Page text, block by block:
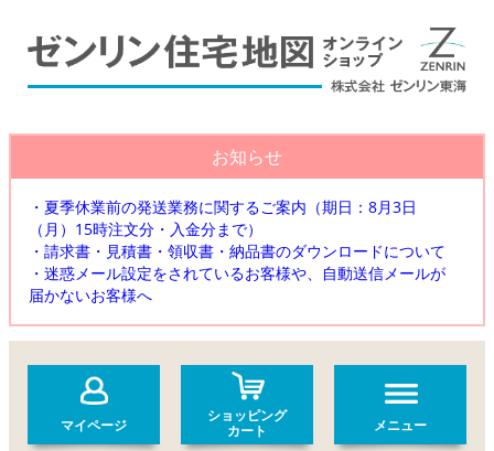
お知らせ
・夏季休業前の発送業務に関するご案内（期日：8月3日
（月）15時注文分・入金分まで）
・請求書・見積書・領収書・納品書のダウンロードについて
・迷惑メール設定をされているお客様や、自動送信メールが
届かないお客様へ
マイページ
ショッピング
カート
メニュー